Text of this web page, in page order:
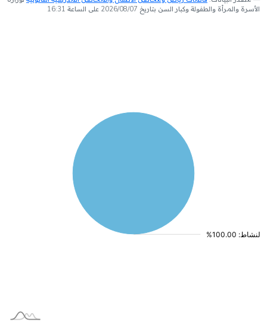
الأسرة والمرأة والطفولة وكبار السن بتاريخ 2026/08/07 على الساعة 16:31